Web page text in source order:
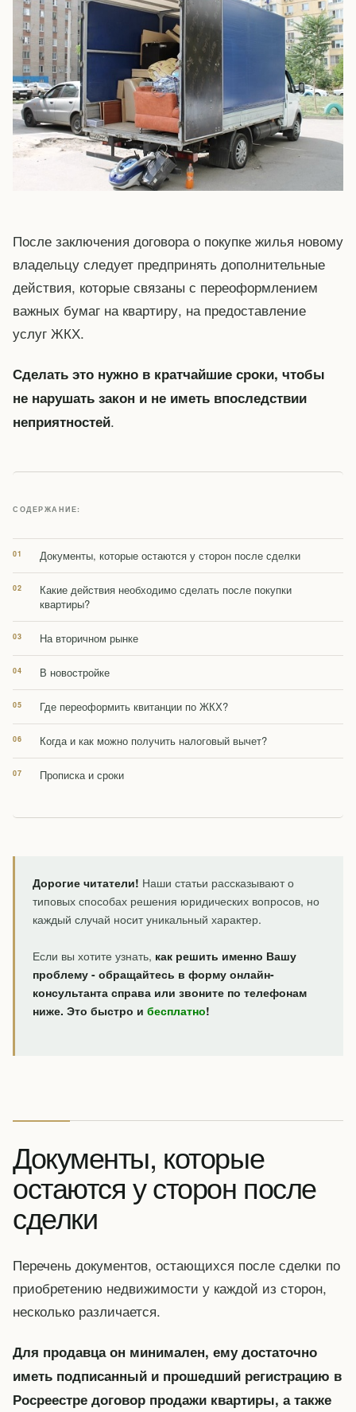
После заключения договора о покупке жилья новому
владельцу следует предпринять дополнительные
действия, которые связаны с переоформлением
важных бумаг на квартиру, на предоставление
услуг ЖКХ.
Сделать это нужно в кратчайшие сроки, чтобы
не нарушать закон и не иметь впоследствии
неприятностей.
СОДЕРЖАНИЕ:
Документы, которые остаются у сторон после сделки
Какие действия необходимо сделать после покупки
квартиры?
На вторичном рынке
В новостройке
Где переоформить квитанции по ЖКХ?
Когда и как можно получить налоговый вычет?
Прописка и сроки
Дорогие читатели! Наши статьи рассказывают о
типовых способах решения юридических вопросов, но
каждый случай носит уникальный характер.
Если вы хотите узнать, как решить именно Вашу
проблему - обращайтесь в форму онлайн-
консультанта справа или звоните по телефонам
ниже. Это быстро и бесплатно!
Документы, которые
остаются у сторон после
сделки
Перечень документов, остающихся после сделки по
приобретению недвижимости у каждой из сторон,
несколько различается.
Для продавца он минимален, ему достаточно
иметь подписанный и прошедший регистрацию в
Росреестре договор продажи квартиры, а также